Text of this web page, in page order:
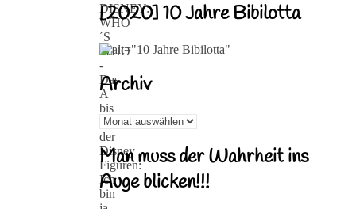
DISNEY:
WHO
´S
WHO
-
Das
A
bis
Z
der
Disney
Figuren:
Ich
bin
[2020] 10 Jahre Bibilotta
Archiv
Archiv
Man muss der Wahrheit ins
Auge blicken!!!